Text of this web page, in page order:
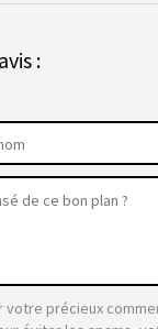
:
votre précieux